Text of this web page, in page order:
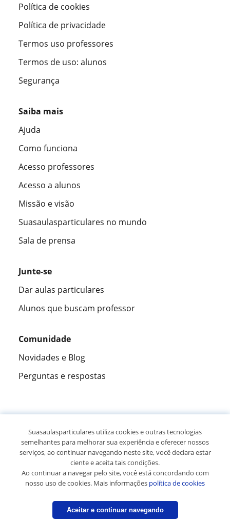
Política de cookies
Política de privacidade
Termos uso professores
Termos de uso: alunos
Segurança
Saiba mais
Ajuda
Como funciona
Acesso professores
Acesso a alunos
Missão e visão
Suasaulasparticulares no mundo
Sala de prensa
Junte-se
Dar aulas particulares
Alunos que buscam professor
Comunidade
Novidades e Blog
Perguntas e respostas
305915opiniões de alunos
© 2007 - 2026 Suas aulas particulares
Mapa do site:Professores particulares
Suasaulasparticulares utiliza cookies e outras tecnologias
semelhantes para melhorar sua experiência e oferecer nossos
serviços, ao continuar navegando neste site, você declara estar
ciente e aceita tais condições.
Ao continuar a navegar pelo site, você está concordando com
nosso uso de cookies. Mais informações política de cookies
Aceitar e continuar navegando